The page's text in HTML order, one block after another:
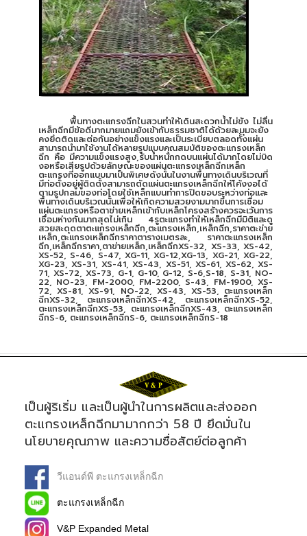
พื้นทางตะแกรงฉีกในสวนทำให้เดินสะดวกน้ำไม่ขัง ไม่ลื่น
เหล็กฉีกมีข้อดีมากมายแถมยังเข้ากับธรรมชาติได้ด้วยละมุมจะยัง
คงยึดติดและต่อกันอย่างแข็งแรงและเป็นระเบียบตลอดทั้งแผ่น
สามารถนำมาใช้งานได้หลายรูปแบบคุณสมบัติของตะแกรงเหล็ก
ฉีก คือ มีความแข็งแรงสูง,รับน้ำหนักกดบนแผ่นได้มากโดยไม่บิด
งอหรือเสียรูปด้วยลักษณะของแผ่นตะแกรงเหล็กฉีกเหล็ก
ตะแกรงที่ออกแบบมาเป็นพิเศษดังนั้นในงานพื้นทางเดินบริเวณที่
มีท่อตั้งอยู่ผู้ติดตั้งสามารถตัดแผ่นตะแกรงเหล็กฉีกให้โค้งงอได้
ตามรูปกลมของท่อโดยใช้เหล็กแบนทำการปิดขอบระหว่างท่อและ
พื้นทางเดินบริเวณนั้นเพื่อให้เกิดความสวยงามมากขึ้นการเชื่อม
แผ่นตะแกรงหรือตาข่ายเหล็กเข้ากับเหล็กโครงสร้างควรจะเว้นการ
เชื่อมห่างกันมากสุดไม่เกิน 4รูตะแกรงทำให้เหล็กฉีกมีมิติและดู
สวยสะดุดตาตะแกรงเหล็กฉีก,ตะแกรงเหล็ก,เหล็กฉีก,ราคาตะข่าย
เหล็ก,ตะแกรงเหล็กฉีกราคาตารางเมตรละ, ราคาตะแกรงเหล็ก
ฉีก,เหล็กฉีกราคา,ตาข่ายเหล็ก,เหล็กฉีกXS-32, XS-33, XS-42,
XS-52, S-46, S-47, XG-11, XG-12,XG-13, XG-21, XG-22,
XG-23, XS-31, XS-41, XS-43, XS-51, XS-61, XS-62, XS-
71, XS-72, XS-73, G-1, G-10, G-12, S-6,S-18, S-31, NO-
22, NO-23, FM-2000, FM-2200, S-43, FM-1900, XS-
72, XS-81, XS-91, NO-22, XS-43, XS-53, ตะแกรงเหล็ก
ฉีกXS-32, ตะแกรงเหล็กฉีกXS-42, ตะแกรงเหล็กฉีกXS-52,
ตะแกรงเหล็กฉีกXS-53, ตะแกรงเหล็กฉีกXS-43, ตะแกรงเหล็ก
ฉีกS-6, ตะแกรงเหล็กฉีกS-6, ตะแกรงเหล็กฉีกS-18
เป็นผู้ริเริ่ม และเป็นผู้นำในการผลิตและส่งออก
ตะแกรงเหล็กฉีกมามากกว่า 58 ปี ยึดมั่นใน
นโยบายคุณภาพ และความซื่อสัตย์ต่อลูกค้า
วีแอนด์พี ตะแกรงเหล็กฉีก
ตะแกรงเหล็กฉีก
V&P Expanded Metal